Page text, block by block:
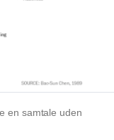
en samtale uden